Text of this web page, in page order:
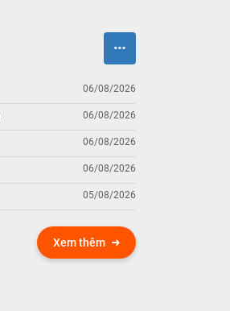
06/08/2026
06/08/2026
06/08/2026
06/08/2026
05/08/2026
Xem thêm